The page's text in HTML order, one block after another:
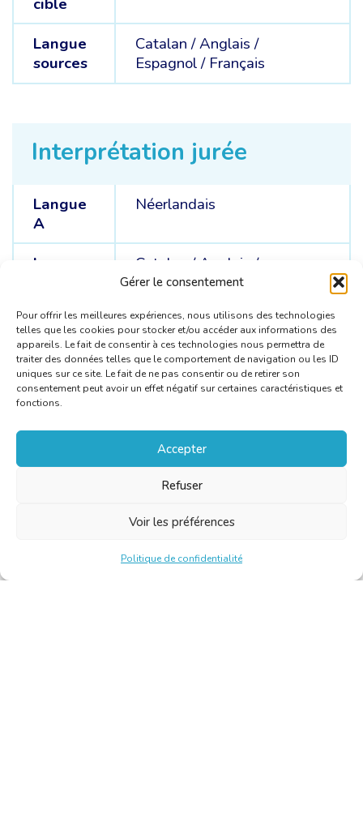
Gérer le consentement
Pour offrir les meilleures expériences, nous utilisons des technologies
telles que les cookies pour stocker et/ou accéder aux informations des
appareils. Le fait de consentir à ces technologies nous permettra de
traiter des données telles que le comportement de navigation ou les ID
uniques sur ce site. Le fait de ne pas consentir ou de retirer son
consentement peut avoir un effet négatif sur certaines caractéristiques et
fonctions.
Accepter
Refuser
Voir les préférences
Politique de confidentialité
Langue
sources
Catalan /Anglais /
Espagnol / Français
Interprétation jurée
Langue
A
Néerlandais
Langues
Catalan / Anglais /
Espagnol /Français